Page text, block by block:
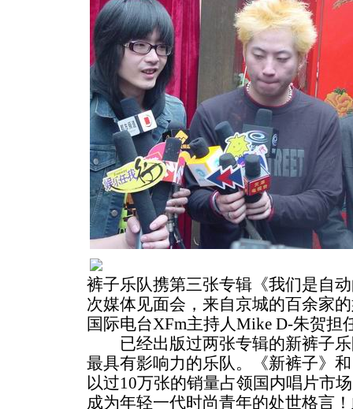
裤子乐队携第三张专辑《我们是自
次媒体见面会，来自京城的百余家
国际电台XFm主持人Mike D-朱贺担
已经出版过两张专辑的新裤子乐
最具有影响力的乐队。《新裤子》
以过10万张的销量占领国内唱片市
成为年轻一代时尚青年的处世格言